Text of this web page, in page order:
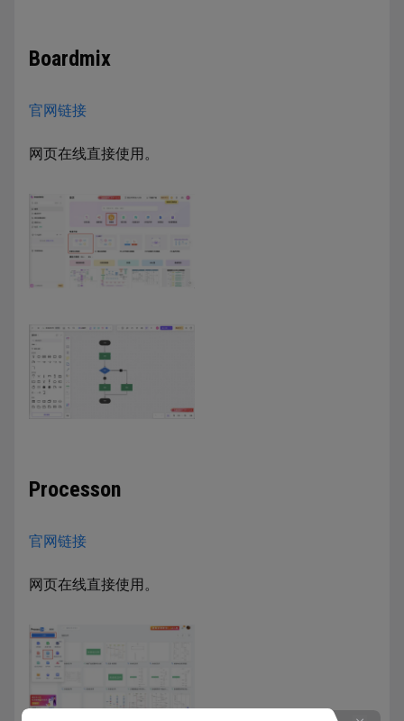
Boardmix
官网链接
网页在线直接使用。
Processon
官网链接
网页在线直接使用。